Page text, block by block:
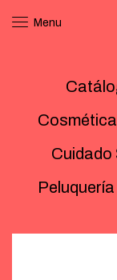
Menu
Cosmética
Cuidado
Peluquería